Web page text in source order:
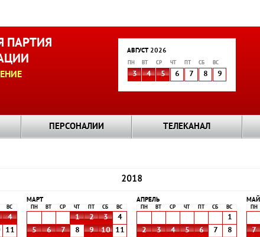
ПАРТИЯ
АВГУСТ 2026
ПН ВТ СР ЧТ СБ ВС
3 4 5 6 7 8 9
ПЕРСОНАЛИИ ТЕЛЕКАНАЛ
2018
ВС
4
11
МАРТ
ПН ВТ СР ЧТ СБ ВС
1 2 3
4
5
6 7 8 9 10
11
АПРЕЛЬ
ПН ВТ СР ЧТ СБ ВС
1
2
3 4 5 6 7
8
МАЙ
ПН
7